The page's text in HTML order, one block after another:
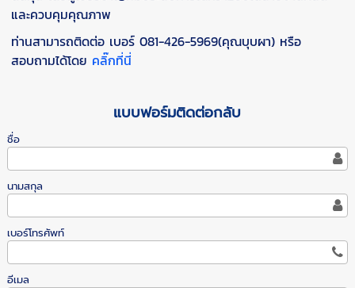
และควบคุมคุณภาพ
ท่านสามารถติดต่อ เบอร์ 081-426-5969(คุณบุบผา) หรือ
สอบถามได้โดย คลิ๊กที่นี่
แบบฟอร์มติดต่อกลับ
ชื่อ
นามสกุล
เบอร์โทรศัพท์
อีเมล